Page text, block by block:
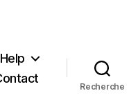
Help
Recherche